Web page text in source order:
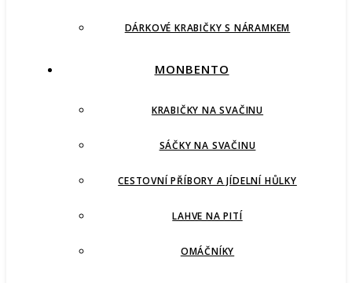
DÁRKOVÉ KRABIČKY S NÁRAMKEM
MONBENTO
KRABIČKY NA SVAČINU
SÁČKY NA SVAČINU
CESTOVNÍ PŘÍBORY A JÍDELNÍ HŮLKY
LAHVE NA PITÍ
OMÁČNÍKY